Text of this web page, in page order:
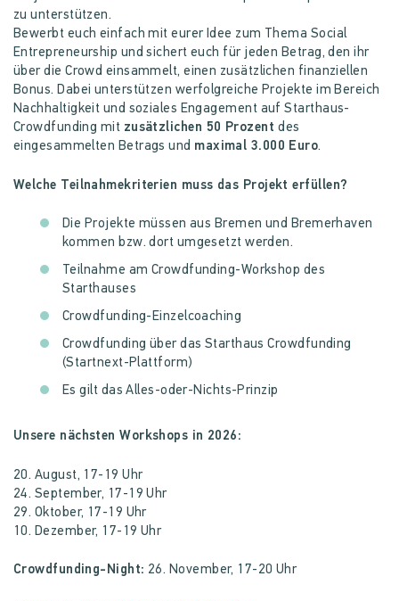
zu unterstützen.
Bewerbt euch einfach mit eurer Idee zum Thema Social
Entrepreneurship und sichert euch für jeden Betrag, den ihr
über die Crowd einsammelt, einen zusätzlichen finanziellen
Bonus. Dabei unterstützen werfolgreiche Projekte im Bereich
Nachhaltigkeit und soziales Engagement auf Starthaus-
Crowdfunding mit zusätzlichen 50 Prozentdes
eingesammelten Betrags und maximal 3.000 Euro.
Welche Teilnahmekriterien muss das Projekt erfüllen?
Die Projekte müssen aus Bremen und Bremerhaven
kommen bzw. dort umgesetzt werden.
Teilnahme am Crowdfunding-Workshop des
Starthauses
Crowdfunding-Einzelcoaching
Crowdfunding über das Starthaus Crowdfunding
(Startnext-Plattform)
Es gilt das Alles-oder-Nichts-Prinzip
Unsere nächsten Workshops in 2026:
20. August, 17-19 Uhr
24. September, 17-19 Uhr
29. Oktober, 17-19 Uhr
10. Dezember, 17-19 Uhr
Crowdfunding-Night: 26. November, 17-20 Uhr